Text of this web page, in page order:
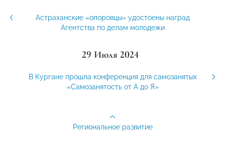
Астраханские «опоровцы» удостоены наград
Агентства по делам молодежи
29 Июля 2024
В Кургане прошла конференция для самозанятых
«Самозанятость от А до Я»
Региональное развитие